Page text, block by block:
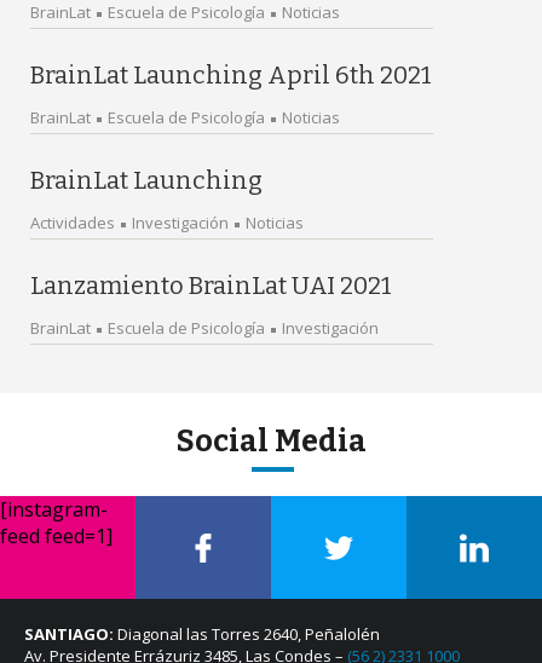
BrainLat Escuela de Psicología Noticias
BrainLat Launching April 6th 2021
BrainLat Escuela de Psicología Noticias
BrainLat Launching
Actividades Investigación Noticias
Lanzamiento BrainLat UAI 2021
BrainLat Escuela de Psicología Investigación
Social Media
[instagram-
feed feed=1]
SANTIAGO: Diagonal las Torres 2640, Peñalolén
Av. Presidente Errázuriz 3485, Las Condes – (56 2) 2331 1000